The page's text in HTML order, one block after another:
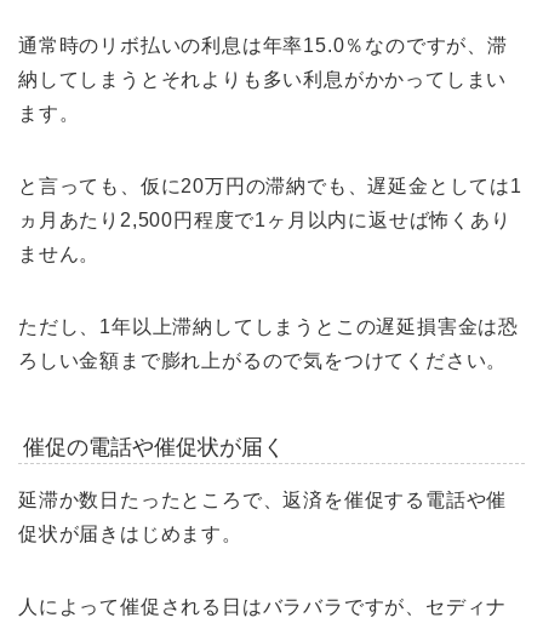
通常時のリボ払いの利息は年率15.0％なのですが、滞
納してしまうとそれよりも多い利息がかかってしまい
ます。
と言っても、仮に20万円の滞納でも、遅延金としては1
ヵ月あたり2,500円程度で1ヶ月以内に返せば怖くあり
ません。
ただし、1年以上滞納してしまうとこの遅延損害金は恐
ろしい金額まで膨れ上がるので気をつけてください。
催促の電話や催促状が届く
延滞か数日たったところで、返済を催促する電話や催
促状が届きはじめます。
人によって催促される日はバラバラですが、セディナ